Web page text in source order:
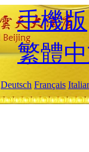
手機版
繁體
Deutsch Français